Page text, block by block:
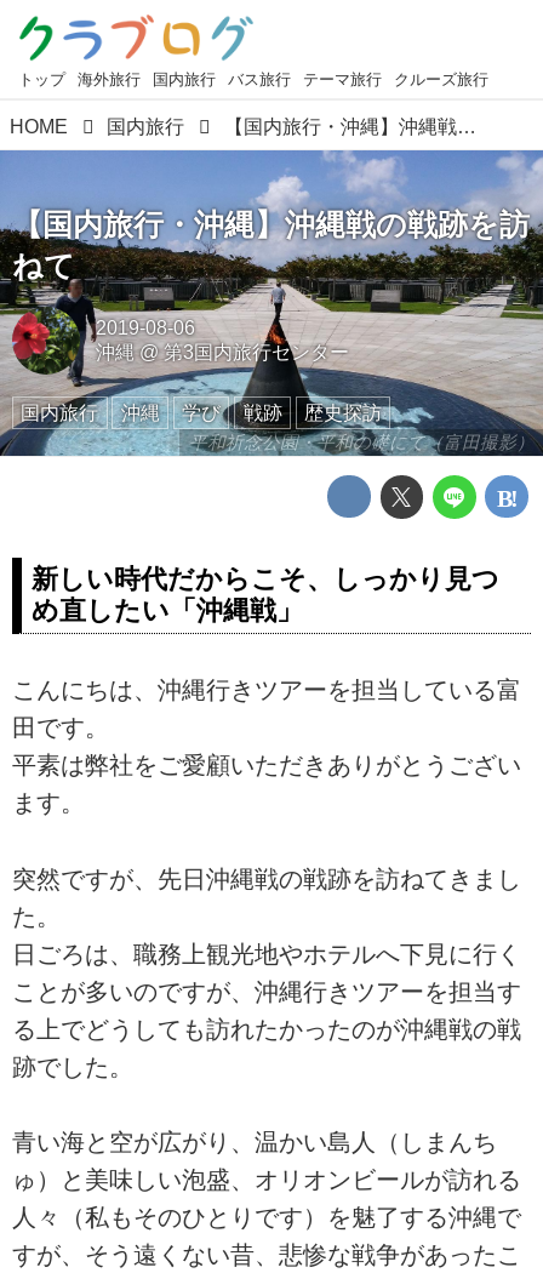
トップ 海外旅行 国内旅行 バス旅行 テーマ旅行 クルーズ旅行
HOME 国内旅行 【国内旅行・沖縄】沖縄戦の戦跡を訪ねて
平和祈念公園・平和の礎にて（富田撮影）
【国内旅行・沖縄】沖縄戦の戦跡を訪
ねて
2019-08-06
沖縄@第3国内旅行センター
国内旅行 沖縄 学び 戦跡 歴史探訪
新しい時代だからこそ、しっかり見つ
め直したい「沖縄戦」
こんにちは、沖縄行きツアーを担当している富
田です。
平素は弊社をご愛顧いただきありがとうござい
ます。
突然ですが、先日沖縄戦の戦跡を訪ねてきまし
た。
日ごろは、職務上観光地やホテルへ下見に行く
ことが多いのですが、沖縄行きツアーを担当す
る上でどうしても訪れたかったのが沖縄戦の戦
跡でした。
青い海と空が広がり、温かい島人（しまんち
ゅ）と美味しい泡盛、オリオンビールが訪れる
人々（私もそのひとりです）を魅了する沖縄で
すが、そう遠くない昔、悲惨な戦争があったこ